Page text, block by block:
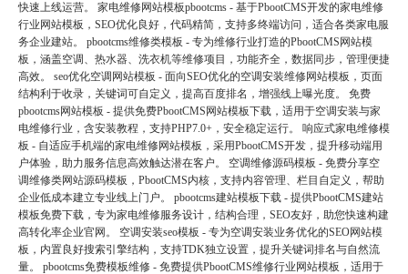
快速上线运营。 家电维修网站模板pbootcms - 基于PbootCMS开发的家电维修
行业网站模板，SEO优化良好，代码精简，支持多终端访问，适合各类家电服
务企业建站。 pbootcms维修类模板 - 专为维修行业打造的PbootCMS网站模
板，涵盖空调、热水器、洗衣机等维修项目，功能齐全，数据同步，管理便捷
高效。 seo优化空调网站模板 - 面向SEO优化的空调安装维修网站模板，页面
结构利于收录，关键词可自定义，提高百度排名，增强线上曝光度。 免费
pbootcms网站模板 - 提供免费PbootCMS网站模板下载，适用于空调安装与家
电维修行业，含安装教程，支持PHP7.0+，安全稳定运行。 响应式家电维修模
板 - 自适应手机端的家电维修网站模板，采用PbootCMS开发，提升移动端用
户体验，助力服务信息高效触达潜在客户。 空调维修源码模板 - 免费分享空
调维修类网站源码模板，PbootCMS内核，支持内容管理、栏目自定义，帮助
企业低成本建立专业线上门户。 pbootcms建站模板下载 - 提供PbootCMS建站
模板免费下载，专为家电维修服务设计，结构合理，SEO友好，助您快速构建
高转化率企业官网。 空调安装seo模板 - 专为空调安装业务优化的SEO网站模
板，内置良好搜索引擎结构，支持TDK独立设置，提升关键词排名与自然流
量。 pbootcms免费模板维修 - 免费提供PbootCMS维修行业网站模板，适用于